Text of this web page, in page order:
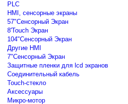
PLC
HMI, сенсорные экраны
57"Сенсорный Экран
8'Touch Экран
104"Сенсорный Экран
Другие HMI
7"Сенсорный Экран
Защитные пленки для lcd экранов
Соединительный кабель
Touch-стекло
Аксессуары
Микро-мотор